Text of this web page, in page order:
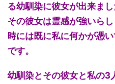
る幼馴染に彼女が出来まし
その彼女は霊感が強いら
時には既に私に何かが憑
です。
幼馴染とその彼女と私の3